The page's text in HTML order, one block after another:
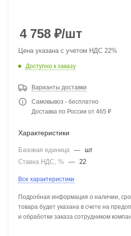
4 758 ₽/шт
Цена указана с учетом НДС 22%
Доступно к заказу
Варианты доставки
Самовывоз - бесплатно
Доставка по России от 465 ₽
Характеристики
Базовая единица —
шт
Ставка НДС, %
— 22
Все характеристики
Подробная информация о наличии,
товара будет указана в счете на
и обработки заказа сотрудником